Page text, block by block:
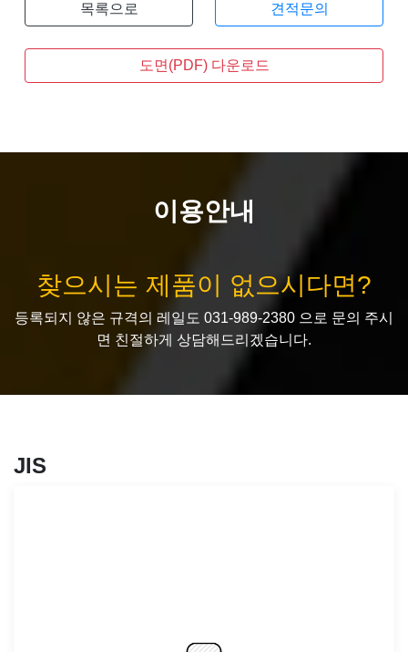
목록으로 견적문의
도면(PDF) 다운로드
이용안내
찾으시는 제품이 없으시다면?
등록되지 않은 규격의 레일도 031-989-2380 으로 문의 주시
면 친절하게 상담해드리겠습니다.
JIS